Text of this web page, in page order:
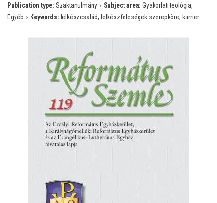
Publication type: Szaktanulmány › Subject area: Gyakorlati teológia,
Egyéb › Keywords: lelkészcsalád, lelkészfeleségek szerepköre, karrier